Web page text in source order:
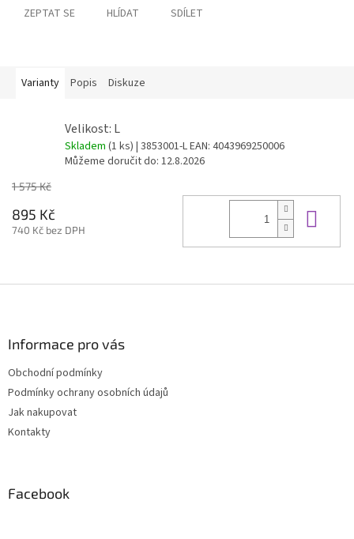
ZEPTAT SE HLÍDAT SDÍLET
Varianty Popis Diskuze
Velikost: L
Skladem (1 ks) | 3853001-LEAN: 4043969250006
Můžeme doručit do: 12.8.2026
1 575 Kč
895 Kč
740 Kč bez DPH
Informace pro vás
Obchodní podmínky
Podmínky ochrany osobních údajů
Jak nakupovat
Kontakty
Facebook